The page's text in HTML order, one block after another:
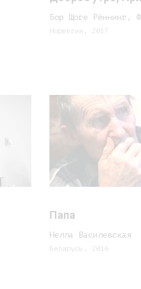
Бор Щоге Рённинг,
Норвегия, 2017
Папа
Нелла Василевская
Беларусь, 2016